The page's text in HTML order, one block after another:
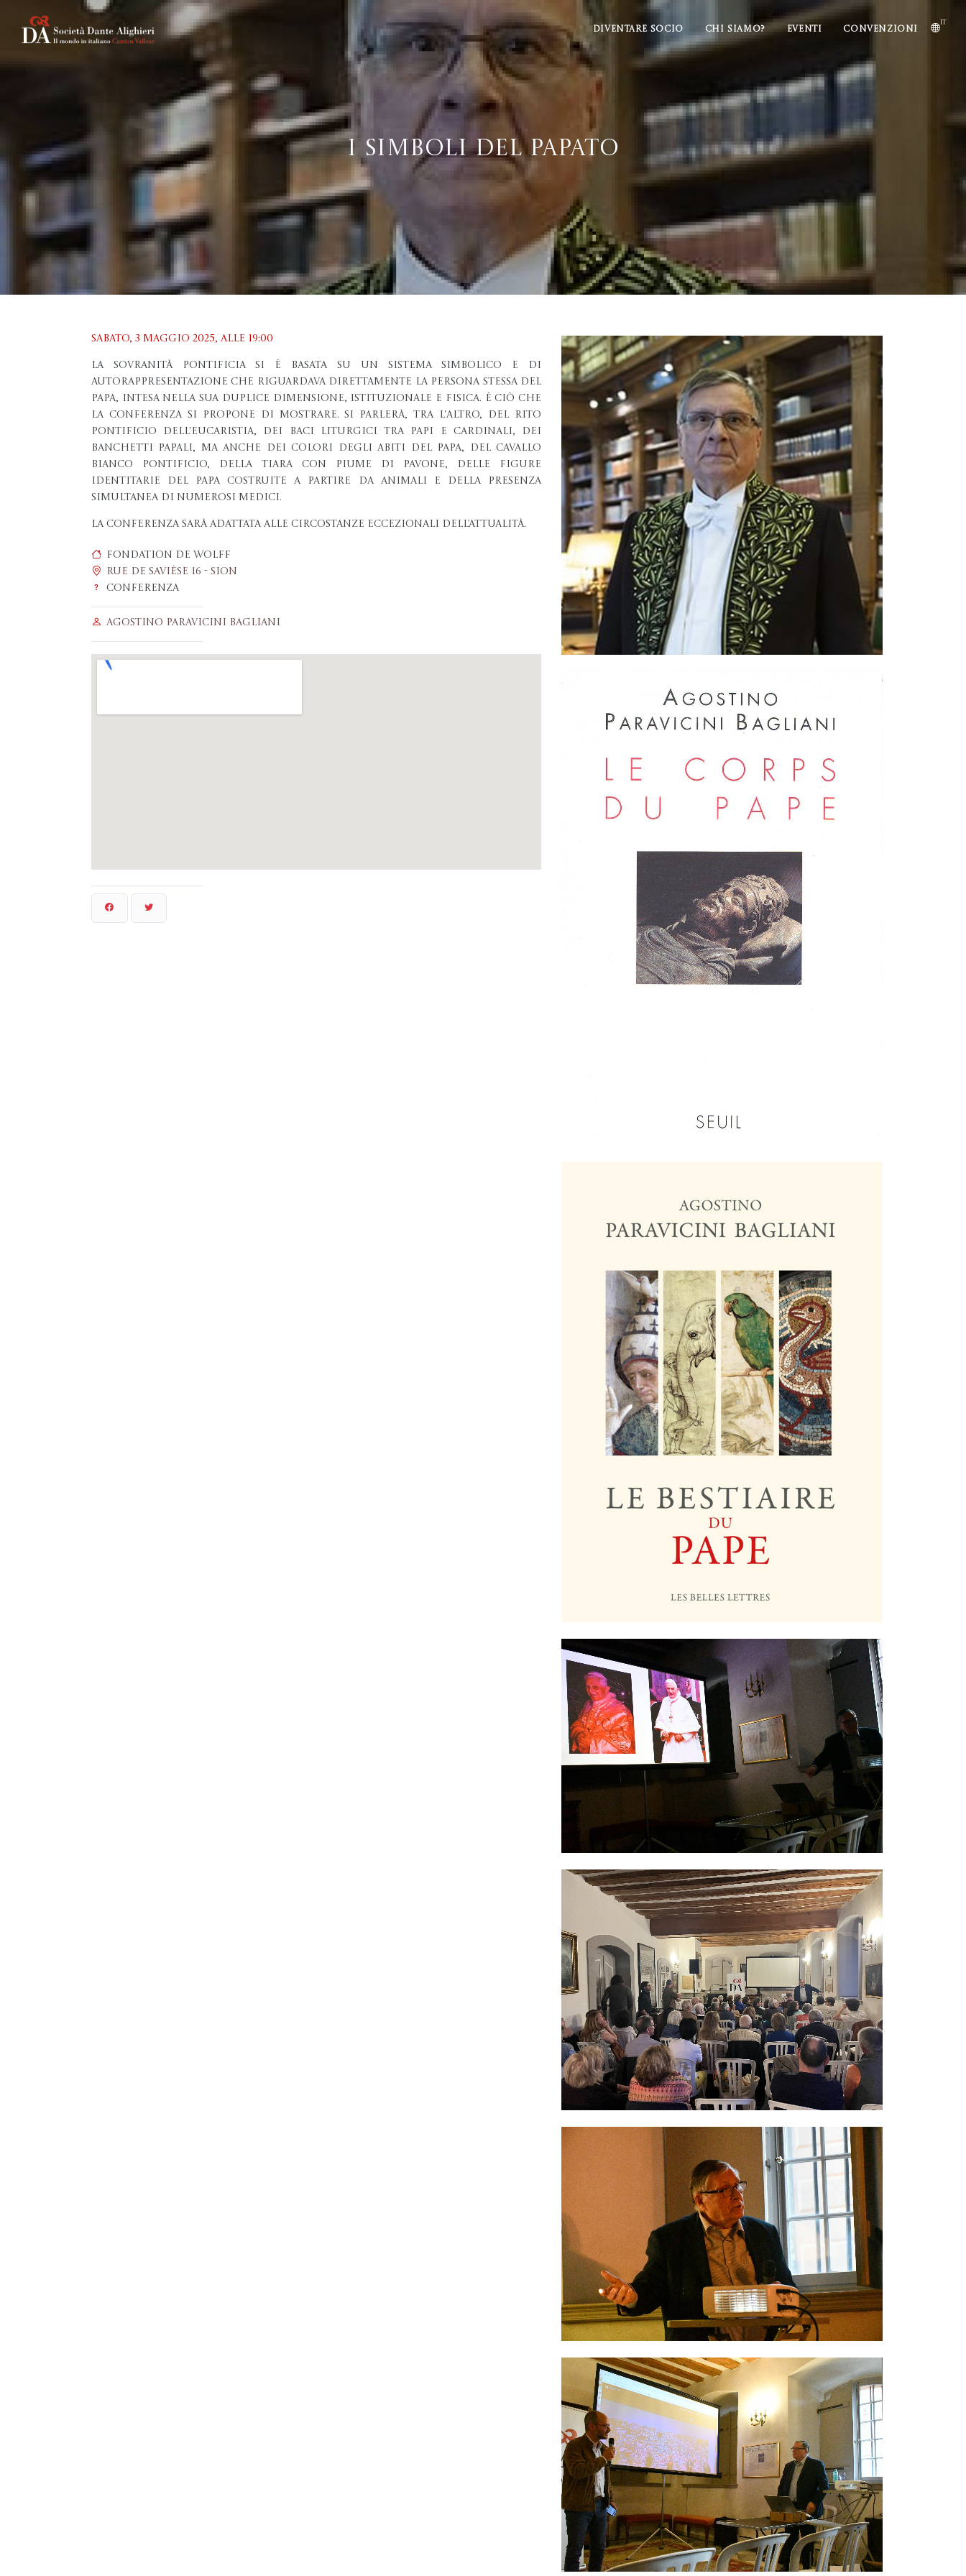
it
DIVENTARE SOCIO CHI SIAMO? EVENTI CONVENZIONI
I simboli del papato
Sabato, 3 maggio 2025, Alle 19:00
La sovranità pontificia si è basata su un sistema simbolico e di
autorappresentazione che riguardava direttamente la persona stessa del
papa, intesa nella sua duplice dimensione, istituzionale e fisica. È ciò che
la conferenza si propone di mostrare. Si parlerà, tra l'altro, del rito
pontificio dell'eucaristia, dei baci liturgici tra papi e cardinali, dei
banchetti papali, ma anche dei colori degli abiti del papa, del cavallo
bianco pontificio, della tiara con piume di pavone, delle figure
identitarie del papa costruite a partire da animali e della presenza
simultanea di numerosi medici.
La conferenza sarà adattata alle circostanze eccezionali dell’attualità.
Fondation de Wolff
Rue de Savièse 16 - Sion
Conferenza
Agostino Paravicini Bagliani